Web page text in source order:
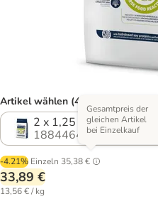
Artikel wählen (4 Varianten)
2 x 1,25 kg
1884464.1
-4.21% Einzeln 35,38 €
Gesamtpreis der
gleichen Artikel
bei Einzelkauf
33,89 €
13,56 € / kg